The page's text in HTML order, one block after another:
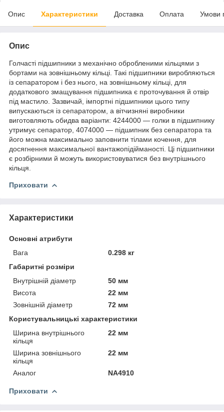
Опис Характеристики Доставка Оплата Умови
Опис
Голчасті підшипники з механічно обробленими кільцями з
бортами на зовнішньому кільці. Такі підшипники виробляються
із сепаратором і без нього, на зовнішньому кільці, для
додаткового змащування підшипника є проточування й отвір
під мастило. Зазвичай, імпортні підшипники цього типу
випускаються із сепаратором, а вітчизняні виробники
виготовляють обидва варіанти: 4244000 — голки в підшипнику
утримує сепаратор, 4074000 — підшипник без сепаратора та
його можна максимально заповнити тілами кочення, для
досягнення максимальної вантажопідійманості. Ці підшипники
є розбірними й можуть використовуватися без внутрішнього
кільця.
Приховати
Характеристики
Основні атрибути
Вага
0.298 кг
Габаритні розміри
Внутрішній діаметр
50 мм
Висота
22 мм
Зовнішній діаметр
72 мм
Користувальницькі характеристики
Ширина внутрішнього
кільця
22 мм
Ширина зовнішнього
кільця
22 мм
Аналог NA4910
Приховати